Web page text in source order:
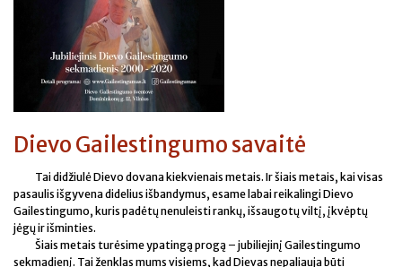
Dievo Gailestingumo savaitė
Tai didžiulė Dievo dovana kiekvienais metais. Ir šiais metais, kai visas
pasaulis išgyvena didelius išbandymus, esame labai reikalingi Dievo
Gailestingumo, kuris padėtų nenuleisti rankų, išsaugotų viltį, įkvėptų
jėgų ir išminties.
Šiais metais turėsime ypatingą progą – jubiliejinį Gailestingumo
sekmadienį. Tai ženklas mums visiems, kad Dievas nepaliauja būti